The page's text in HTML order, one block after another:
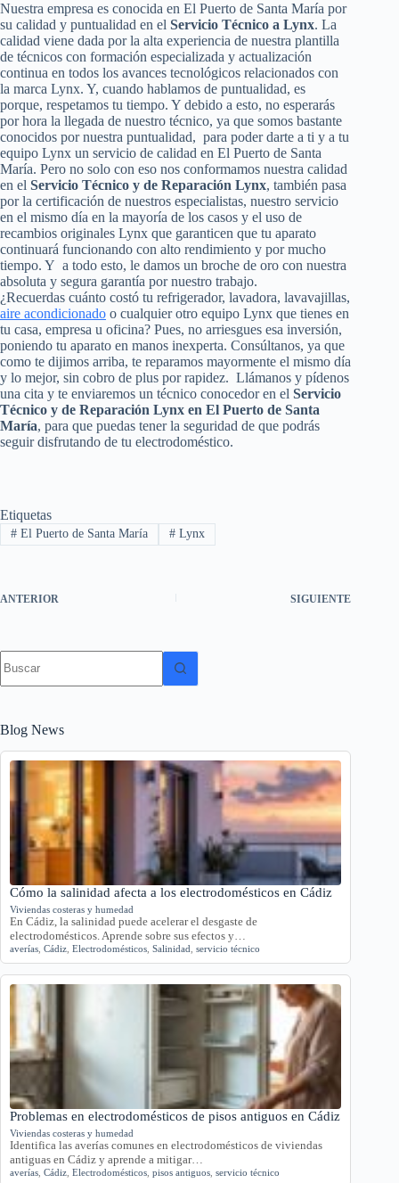
Nuestra empresa es conocida en El Puerto de Santa María por
su calidad y puntualidad en el Servicio Técnico a Lynx. La
calidad viene dada por la alta experiencia de nuestra plantilla
de técnicos con formación especializada y actualización
continua en todos los avances tecnológicos relacionados con
la marca Lynx. Y, cuando hablamos de puntualidad, es
porque, respetamos tu tiempo. Y debido a esto, no esperarás
por hora la llegada de nuestro técnico, ya que somos bastante
conocidos por nuestra puntualidad, para poder darte a ti y a tu
equipo Lynx un servicio de calidad en El Puerto de Santa
María. Pero no solo con eso nos conformamos nuestra calidad
en el Servicio Técnico y de Reparación Lynx, también pasa
por la certificación de nuestros especialistas, nuestro servicio
en el mismo día en la mayoría de los casos y el uso de
recambios originales Lynx que garanticen que tu aparato
continuará funcionando con alto rendimiento y por mucho
tiempo. Y a todo esto, le damos un broche de oro con nuestra
absoluta y segura garantía por nuestro trabajo.
¿Recuerdas cuánto costó tu refrigerador, lavadora, lavavajillas,
aire acondicionado o cualquier otro equipo Lynx que tienes en
tu casa, empresa u oficina? Pues, no arriesgues esa inversión,
poniendo tu aparato en manos inexperta. Consúltanos, ya que
como te dijimos arriba, te reparamos mayormente el mismo día
y lo mejor, sin cobro de plus por rapidez. Llámanos y pídenos
una cita y te enviaremos un técnico conocedor en el Servicio
Técnico y de Reparación Lynx en El Puerto de Santa
María, para que puedas tener la seguridad de que podrás
seguir disfrutando de tu electrodoméstico.
Etiquetas
#El Puerto de Santa María #Lynx
ANTERIOR SIGUIENTE
resultados
Blog News
Cómo la salinidad afecta a los electrodomésticos en Cádiz
Viviendas costeras y humedad
En Cádiz, la salinidad puede acelerar el desgaste de
electrodomésticos. Aprende sobre sus efectos y…
averías Cádiz Electrodomésticos Salinidad servicio técnico
Problemas en electrodomésticos de pisos antiguos en Cádiz
Viviendas costeras y humedad
Identifica las averías comunes en electrodomésticos de viviendas
antiguas en Cádiz y aprende a mitigar…
averías Cádiz Electrodomésticos pisos antiguos servicio técnico